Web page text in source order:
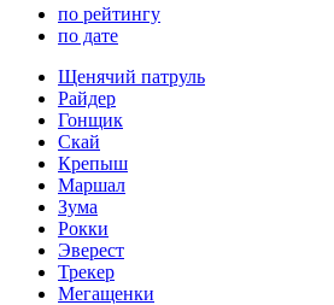
по рейтингу
по дате
Щенячий патруль
Райдер
Гонщик
Скай
Крепыш
Маршал
Зума
Рокки
Эверест
Трекер
Мегащенки